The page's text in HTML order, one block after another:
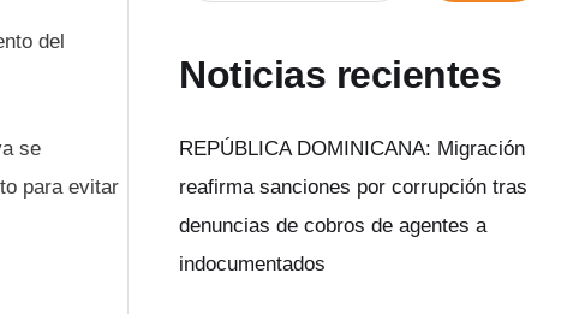
del
se
para evitar
Noticias recientes
REPÚBLICA DOMINICANA: Migración
reafirma sanciones por corrupción tras
denuncias de cobros de agentes a
indocumentados